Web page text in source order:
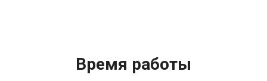
Время работы